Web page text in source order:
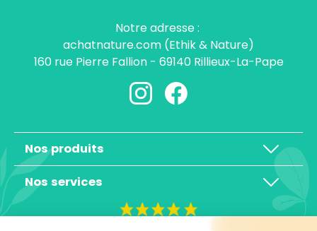
Notre adresse :
achatnature.com (Ethik & Nature)
160 rue Pierre Fallion - 69140 Rillieux-La-Pape
Nos produits
Nos services